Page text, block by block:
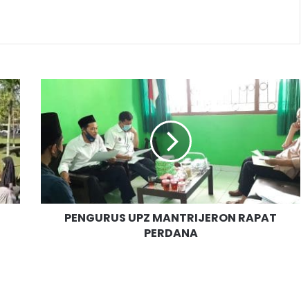
N
R
U
U
PENGURUS UPZ MANTRIJERON RAPAT
PERDANA